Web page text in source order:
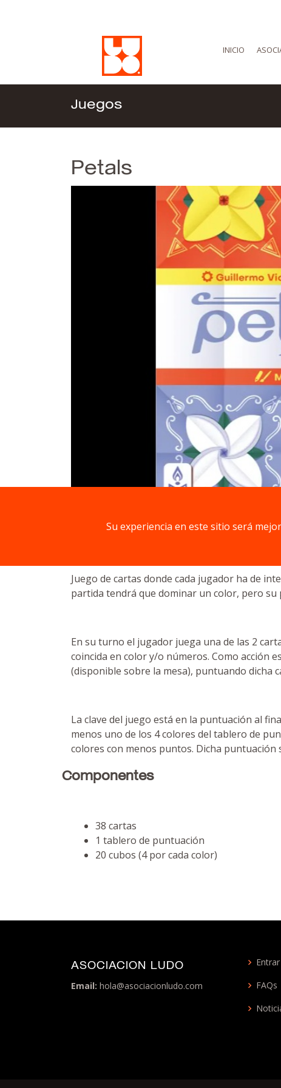
INICIO
Juegos
Petals
Descripción
Juego de cartas donde cada jugador ha de
partida tendrá que dominar un color, pero
En su turno el jugador juega una de las 2
coincida en color y/o números. Como acción
(disponible sobre la mesa), puntuando dicha
La clave del juego está en la puntuación al
menos uno de los 4 colores del tablero de
colores con menos puntos. Dicha
Componentes
38 cartas
1 tablero de puntuación
20 cubos (4 por cada color)
ASOCIACION LUDO
Email: hola@asociacionludo.com
FAQs
Su experiencia en este sitio será